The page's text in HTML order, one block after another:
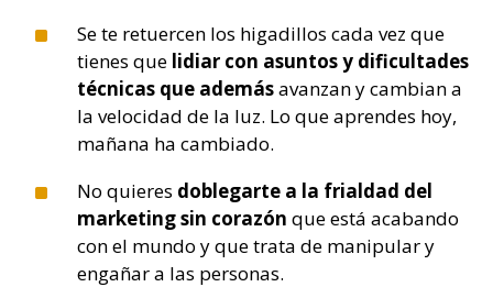
^
Se te retuercen los higadillos cada vez que
tienes que lidiar con asuntos y dificultades
técnicas que ademásavanzan y cambian a
la velocidad de la luz. Lo que aprendes hoy,
mañana ha cambiado.
^ No quieres doblegarte a la frialdad del
marketing sin corazón que está acabando
con el mundo y que trata de manipular y
engañar a las personas.